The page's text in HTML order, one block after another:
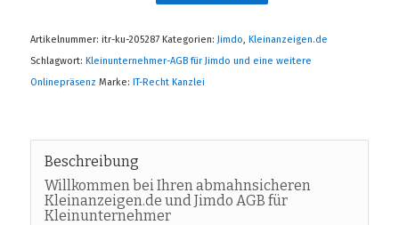
Artikelnummer: itr-ku-205287 Kategorien: Jimdo, Kleinanzeigen.de
Schlagwort: Kleinunternehmer-AGB für Jimdo und eine weitere
Onlinepräsenz Marke: IT-Recht Kanzlei
Beschreibung
Willkommen bei Ihren abmahnsicheren
Kleinanzeigen.de und Jimdo AGB für
Kleinunternehmer